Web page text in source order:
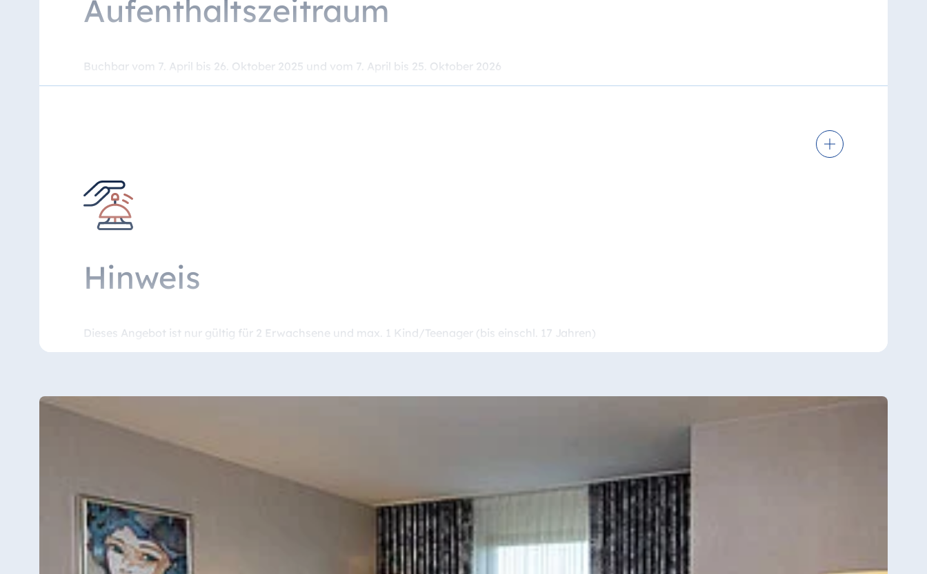
Aufenthaltszeitraum
Buchbar vom 7. April bis 26. Oktober 2025 und vom 7. April bis 25. Oktober 2026
Hinweis
Dieses Angebot ist nur gültig für 2 Erwachsene und max. 1 Kind/Teenager (bis einschl. 17 Jahren)
Bemerkungsfeld der Reservierung anzugeben. Dieses Angebot ist ausschließlich für Familien mit einem Kind bis einschließlich 17 Jahre